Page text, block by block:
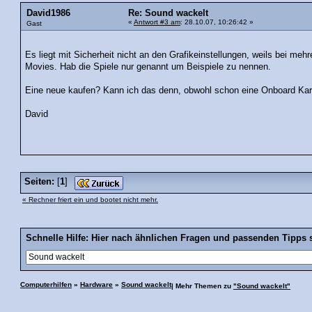
David1986
Gast
Re: Sound wackelt
« Antwort #3 am: 28.10.07, 10:26:42 »
Es liegt mit Sicherheit nicht an den Grafikeinstellungen, weils bei
Movies. Hab die Spiele nur genannt um Beispiele zu nennen.
Eine neue kaufen? Kann ich das denn, obwohl schon eine Onboard
David
Seiten: [1]
« Rechner friert ein und bootet nicht mehr.
Schnelle Hilfe: Hier nach ähnlichen Fragen und passenden Tipps
Computerhilfen » Hardware » Sound wackelt| Mehr Themen zu "Sound wackelt"